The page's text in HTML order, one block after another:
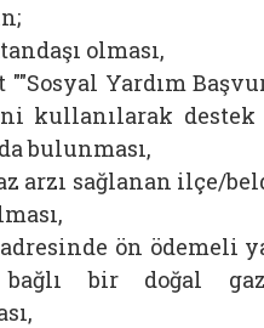
olması,
""Sosyal Yardım
kullanılarak destek
bulunması,
arzı sağlanan ilçe/
ön ödemeli
bağlı bir doğal